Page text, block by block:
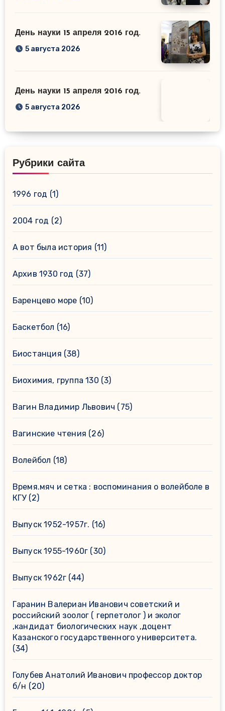
День науки 15 апреля 2016 год.
5 августа 2026
День науки 15 апреля 2016 год.
5 августа 2026
Рубрики сайта
1996 год (1)
2004 год (2)
А вот была история (11)
Архив 1930 год (37)
Баренцево море (10)
Баскетбол (16)
Биостанция (38)
Биохимия, группа 130 (3)
Вагин Владимир Львович (75)
Вагинские чтения (26)
Волейбол (18)
Время.мяч и сетка : воспоминания о волейболе в
КГУ(2)
Выпуск 1952-1957г. (16)
Выпуск 1955-1960г (30)
Выпуск 1962г (44)
Гаранин Валериан Иванович советский и
российский зоолог ( герпетолог ) и эколог
,кандидат биологических наук ,доцент
Казанского государственного университета.
(34)
Голубев Анатолий Иванович профессор доктор
б/н (20)